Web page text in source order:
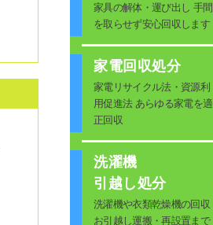
家具の解体・運び出し 手間
を取らせず安心回収します
家電回収処分
家電リサイクル法・資源利
用促進法 あらゆる家電を適
正回収
洗濯機
引越し処分
洗濯機や衣類乾燥機の回収
お引越し運搬・再設置まで